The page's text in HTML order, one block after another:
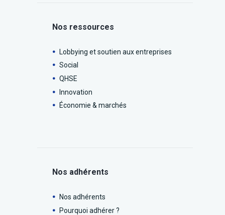
Nos ressources
Lobbying et soutien aux entreprises
Social
QHSE
Innovation
Économie & marchés
Nos adhérents
Nos adhérents
Pourquoi adhérer ?